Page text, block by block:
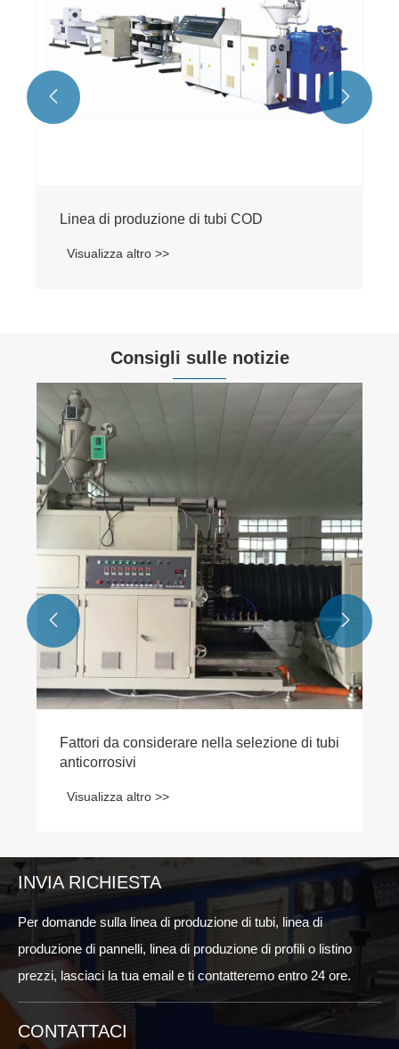
Linea di produzione di tubi COD
Visualizza altro >>
 
Consigli sulle notizie
Fattori da considerare nella selezione di tubi
anticorrosivi
Visualizza altro >>
 
INVIA RICHIESTA
Per domande sulla linea di produzione di tubi, linea di
produzione di pannelli, linea di produzione di profili o listino
prezzi, lasciaci la tua email e ti contatteremo entro 24 ore.
CONTATTACI